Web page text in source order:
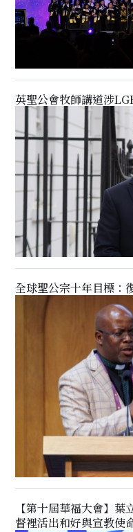
英聖公會牧師講道涉
全球聖公宗十年目標：
【第十屆華福大會】
督裡活出和好與宣教使